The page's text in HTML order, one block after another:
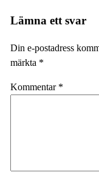
Lämna ett svar
Din e-postadress
märkta *
Kommentar *